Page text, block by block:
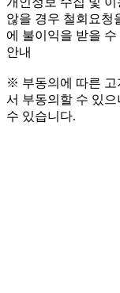
않을 경우 철회요청
에 불이익을 받을
안내
※ 부동의에 따른 고
서 부동의할 수 있
수 있습니다.